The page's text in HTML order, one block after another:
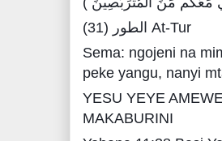
الطور (31) At-Tur
Sema: ngojeni na
peke yangu, nanyi
YESU YEYE
MAKABURINI